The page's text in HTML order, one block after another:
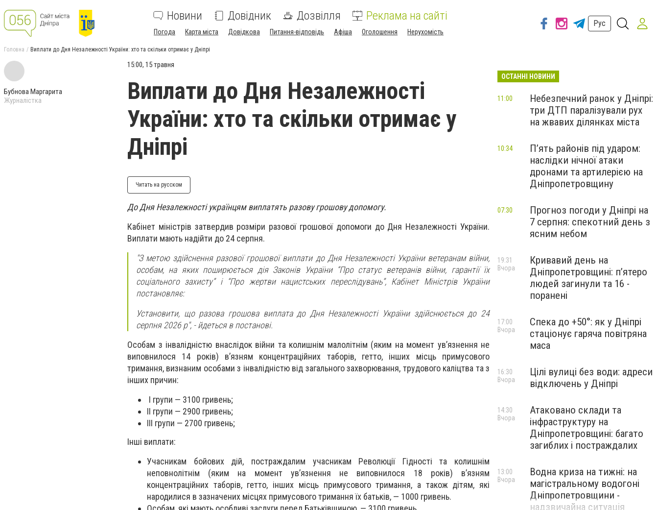
Новини Довідник Дозвілля Реклама на сайті
Погода Карта міста Довідкова Питання-відповідь Афіша Оголошення Нерухомість
Рус
Головна Виплати до Дня Незалежності України: хто та скільки отримає у Дніпрі
Бубнова Маргарита
Журналістка
15:00, 15 травня
Виплати до Дня Незалежності
України: хто та скільки отримає у
Дніпрі
Читать на русском
До Дня Незалежності українцям виплатять разову грошову допомогу.
Кабінет міністрів затвердив розміри разової грошової допомоги до Дня Незалежності України.
Виплати мають надійти до 24 серпня.
"З метою здійснення разової грошової виплати до Дня Незалежності України ветеранам війни,
особам, на яких поширюється дія Законів України “Про статус ветеранів війни, гарантії їх
соціального захисту” і “Про жертви нацистських переслідувань”, Кабінет Міністрів України
постановляє:
Установити, що разова грошова виплата до Дня Незалежності України здійснюється до 24
серпня 2026 р", - йдеться в постанові.
Особам з інвалідністю внаслідок війни та колишнім малолітнім (яким на момент ув’язнення не
виповнилося 14 років) в’язням концентраційних таборів, гетто, інших місць примусового
тримання, визнаним особами з інвалідністю від загального захворювання, трудового каліцтва та з
інших причин:
I групи — 3100 гривень;
II групи — 2900 гривень;
III групи — 2700 гривень;
Інші виплати:
Учасникам бойових дій, постраждалим учасникам Революції Гідності та колишнім
неповнолітнім (яким на момент ув’язнення не виповнилося 18 років) в’язням
концентраційних таборів, гетто, інших місць примусового тримання, а також дітям, які
народилися в зазначених місцях примусового тримання їх батьків, — 1000 гривень.
ОСТАННІ НОВИНИ
Небезпечний ранок у Дніпрі:
три ДТП паралізували рух
на жвавих ділянках міста
11:00
П’ять районів під ударом:
наслідки нічної атаки
дронами та артилерією на
Дніпропетровщину
10:34
Прогноз погоди у Дніпрі на
7 серпня: спекотний день з
ясним небом
07:30
Кривавий день на
Дніпропетровщині: п’ятеро
людей загинули та 16 -
поранені
19:31
Вчора
Спека до +50°: як у Дніпрі
стаціонує гаряча повітряна
маса
17:00
Вчора
Цілі вулиці без води: адреси
відключень у Дніпрі
16:30
Вчора
Атаковано склади та
інфраструктуру на
Дніпропетровщині: багато
загиблих і постраждалих
14:30
Вчора
Водна криза на тижні: на
магістральному водогоні
Дніпропетровщини -
надзвичайна ситуація
13:00
Вчора